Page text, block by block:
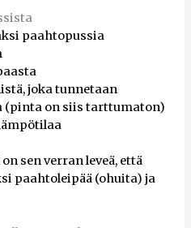
paahtopussia
joka tunnetaan
(pinta on siis tarttumaton)
sen verran leveä, että
paahtoleipää (ohuita) ja